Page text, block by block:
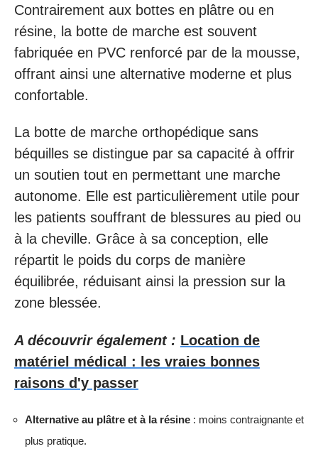
Contrairement aux bottes en plâtre ou en
résine, la botte de marche est souvent
fabriquée en PVC renforcé par de la mousse,
offrant ainsi une alternative moderne et plus
confortable.
La botte de marche orthopédique sans
béquilles se distingue par sa capacité à offrir
un soutien tout en permettant une marche
autonome. Elle est particulièrement utile pour
les patients souffrant de blessures au pied ou
à la cheville. Grâce à sa conception, elle
répartit le poids du corps de manière
équilibrée, réduisant ainsi la pression sur la
zone blessée.
A découvrir également : Location de
matériel médical : les vraies bonnes
raisons d'y passer
Alternative au plâtre et à la résine : moins contraignante et
plus pratique.